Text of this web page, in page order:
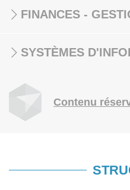
FINANCES -
SYSTÈMES
Contenu